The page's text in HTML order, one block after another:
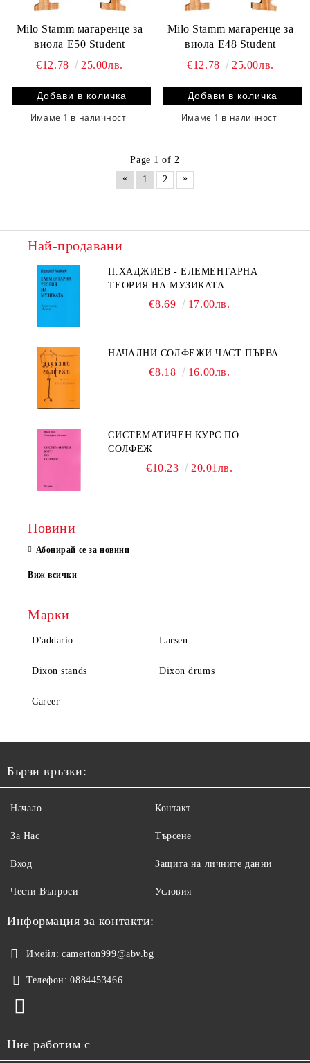
Milo Stamm магаренце за
виола E50 Student
€12.78
25.00лв.
Имаме 1 в наличност
Milo Stamm магаренце за
виола E48 Student
€12.78
25.00лв.
Имаме 1 в наличност
Page 1 of 2
«
1 2 »
Най-продавани
П.ХАДЖИЕВ - ЕЛЕМЕНТАРНА
ТЕОРИЯ НА МУЗИКАТА
€8.69 17.00лв.
НАЧАЛНИ СОЛФЕЖИ ЧАСТ ПЪРВА
€8.18 16.00лв.
СИСТЕМАТИЧЕН КУРС ПО
СОЛФЕЖ
€10.23 20.01лв.
Новини
Абонирай се за новини
Виж всички
Марки
D'addario Larsen
Dixon stands Dixon drums
Career
Бързи връзки:
Начало
За Нас
Вход
Чести Въпроси
Контакт
Търсене
Защита на личните данни
Условия
Информация за контакти:
Имейл: camerton999@abv.bg
Телефон: 0884453466
Ние работим с